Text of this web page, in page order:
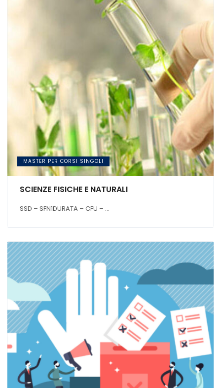
MASTER PER CORSI SINGOLI
SCIENZE FISICHE E NATURALI
SSD – SFN1DURATA – CFU – ...